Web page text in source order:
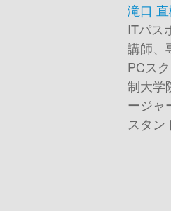
滝口
ITパス
講師、
PCス
制大学
ージャ
スタン